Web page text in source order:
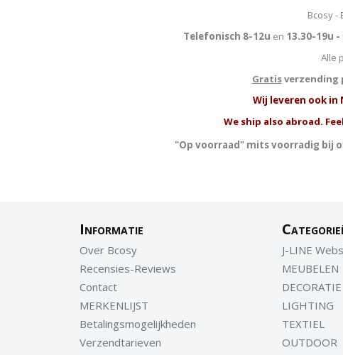
Bcosy
Telefonisch 8-12u en 13.30-19u
Alle
Gratisverzending
Wij leveren ook in
We ship also abroad.
"Op voorraad" mits voorradig bij
Informatie
Over Bcosy
Recensies-Reviews
Contact
MERKENLIJST
Betalingsmogelijkheden
Verzendtarieven
J-LINE
MEUBELEN
DECORATIE
LIGHTING
TEXTIEL
OUTDOOR